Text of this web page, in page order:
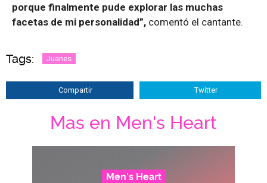
porque finalmente pude explorar las muchas
facetas de mi personalidad”, comentó el cantante.
Tags: Juanes
Compartir Twitter
Mas en Men's Heart
Men's Heart